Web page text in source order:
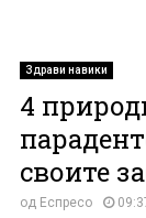
Здрави навики
4
своите
од Еспресо